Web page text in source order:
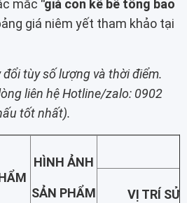
mắc "giá con kê bê tông bao
giá niêm yết tham khảo tại
tùy số lượng và thời điểm.
liên hệ Hotline/zalo: 0902
tốt nhất).
HÌNH ẢNH
SẢN PHẨM VỊ TRÍ SỬ